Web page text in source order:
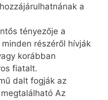
a
tényezője a
részéről hívják
korábban
fiatalt.
dalt fogják az
Az